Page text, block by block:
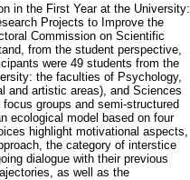
in the First Year at the University:
Projects to Improve the
Commission on Scientific
from the student perspective,
were 49 students from the
the faculties of Psychology,
and artistic areas), and Sciences
groups and semi-structured
ecological model based on four
highlight motivational aspects,
the category of interstice
dialogue with their previous
as well as the